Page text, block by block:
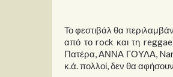
Το φεστιβάλ θα
από το rock και τη
Πατέρα, ΑΝΝΑ ΓΟΥΛΑ,
κ.ά. πολλοί, δεν θα